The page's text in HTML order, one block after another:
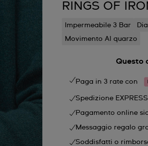
RINGS OF
Impermeabile 3 Bar
Movimento Al quarzo
Questo
Paga in 3 rate con
Spedizione
Pagamento online
Messaggio regalo
Soddisfatti o